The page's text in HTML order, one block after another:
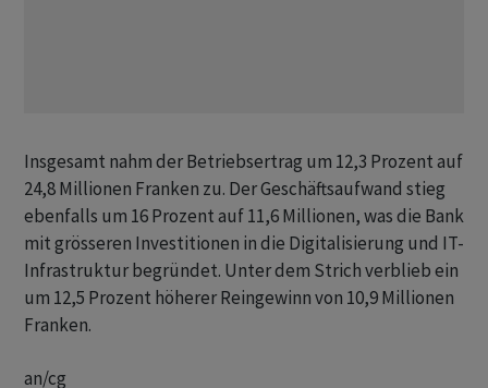
Insgesamt nahm der Betriebsertrag um 12,3 Prozent auf
24,8 Millionen Franken zu. Der Geschäftsaufwand stieg
ebenfalls um 16 Prozent auf 11,6 Millionen, was die Bank
mit grösseren Investitionen in die Digitalisierung und IT-
Infrastruktur begründet. Unter dem Strich verblieb ein
um 12,5 Prozent höherer Reingewinn von 10,9 Millionen
Franken.
an/cg